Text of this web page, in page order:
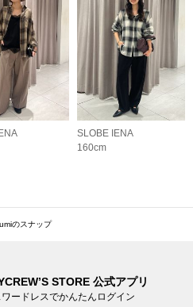
SLOBE IENA
160cm
のスナップ
STORE 公式アプリ
ードレスでかんたんログイン